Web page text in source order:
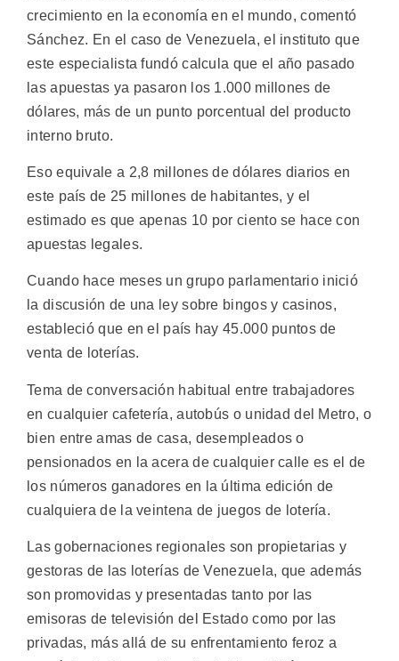
crecimiento en la economía en el mundo, comentó
Sánchez. En el caso de Venezuela, el instituto que
este especialista fundó calcula que el año pasado
las apuestas ya pasaron los 1.000 millones de
dólares, más de un punto porcentual del producto
interno bruto.
Eso equivale a 2,8 millones de dólares diarios en
este país de 25 millones de habitantes, y el
estimado es que apenas 10 por ciento se hace con
apuestas legales.
Cuando hace meses un grupo parlamentario inició
la discusión de una ley sobre bingos y casinos,
estableció que en el país hay 45.000 puntos de
venta de loterías.
Tema de conversación habitual entre trabajadores
en cualquier cafetería, autobús o unidad del Metro, o
bien entre amas de casa, desempleados o
pensionados en la acera de cualquier calle es el de
los números ganadores en la última edición de
cualquiera de la veintena de juegos de lotería.
Las gobernaciones regionales son propietarias y
gestoras de las loterías de Venezuela, que además
son promovidas y presentadas tanto por las
emisoras de televisión del Estado como por las
privadas, más allá de su enfrentamiento feroz a